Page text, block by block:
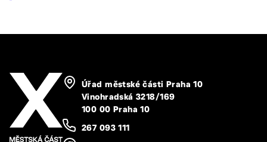
Úřad městské části Praha 10
Vinohradská 3218/169
100 00 Praha 10
267 093 111